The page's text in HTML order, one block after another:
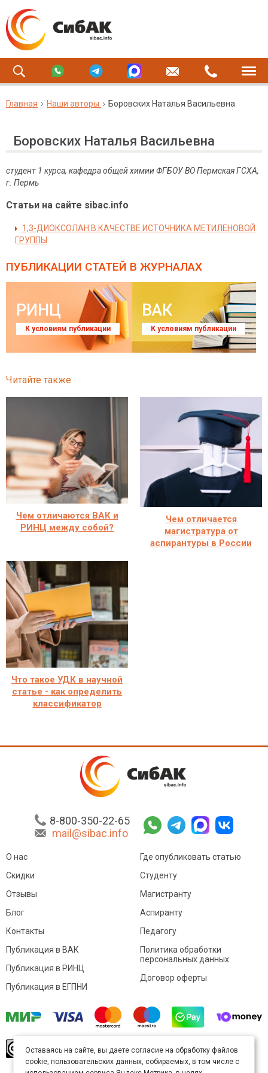
Главная Наши авторы Боровских Наталья Васильевна
Боровских Наталья Васильевна
студент 1 курса, кафедра общей химии ФГБОУ ВО Пермская ГСХА,
г. Пермь
Статьи на сайте sibac.info
1,3-ДИОКСОЛАН В КАЧЕСТВЕ ИСТОЧНИКА МЕТИЛЕНОВОЙ
ГРУППЫ
ПУБЛИКАЦИИ СТАТЕЙ В ЖУРНАЛАХ
РИНЦ
К условиям публикации
ВАК
К условиям публикации
Читайте также
Чем отличаются ВАК и
РИНЦ между собой?
Чем отличается
магистратура от
аспирантуры в России
Что такое УДК в научной
статье - как определить
классификатор
8-800-350-22-65
mail@sibac.info
О нас
Скидки
Отзывы
Блог
Контакты
Где опубликовать статью
Студенту
Магистранту
Аспиранту
Педагогу
Публикация в ВАК
Публикация в РИНЦ
Публикация в ЕГПНИ
Политика обработки
персональных данных
Договор оферты
произведение доступно полицензии Creative
Commons «Attribution» («Атрибуция») 4.0
Оставаясь на сайте, вы даете согласие на обработку файлов
cookie, пользовательских данных, собираемых, в том числе с